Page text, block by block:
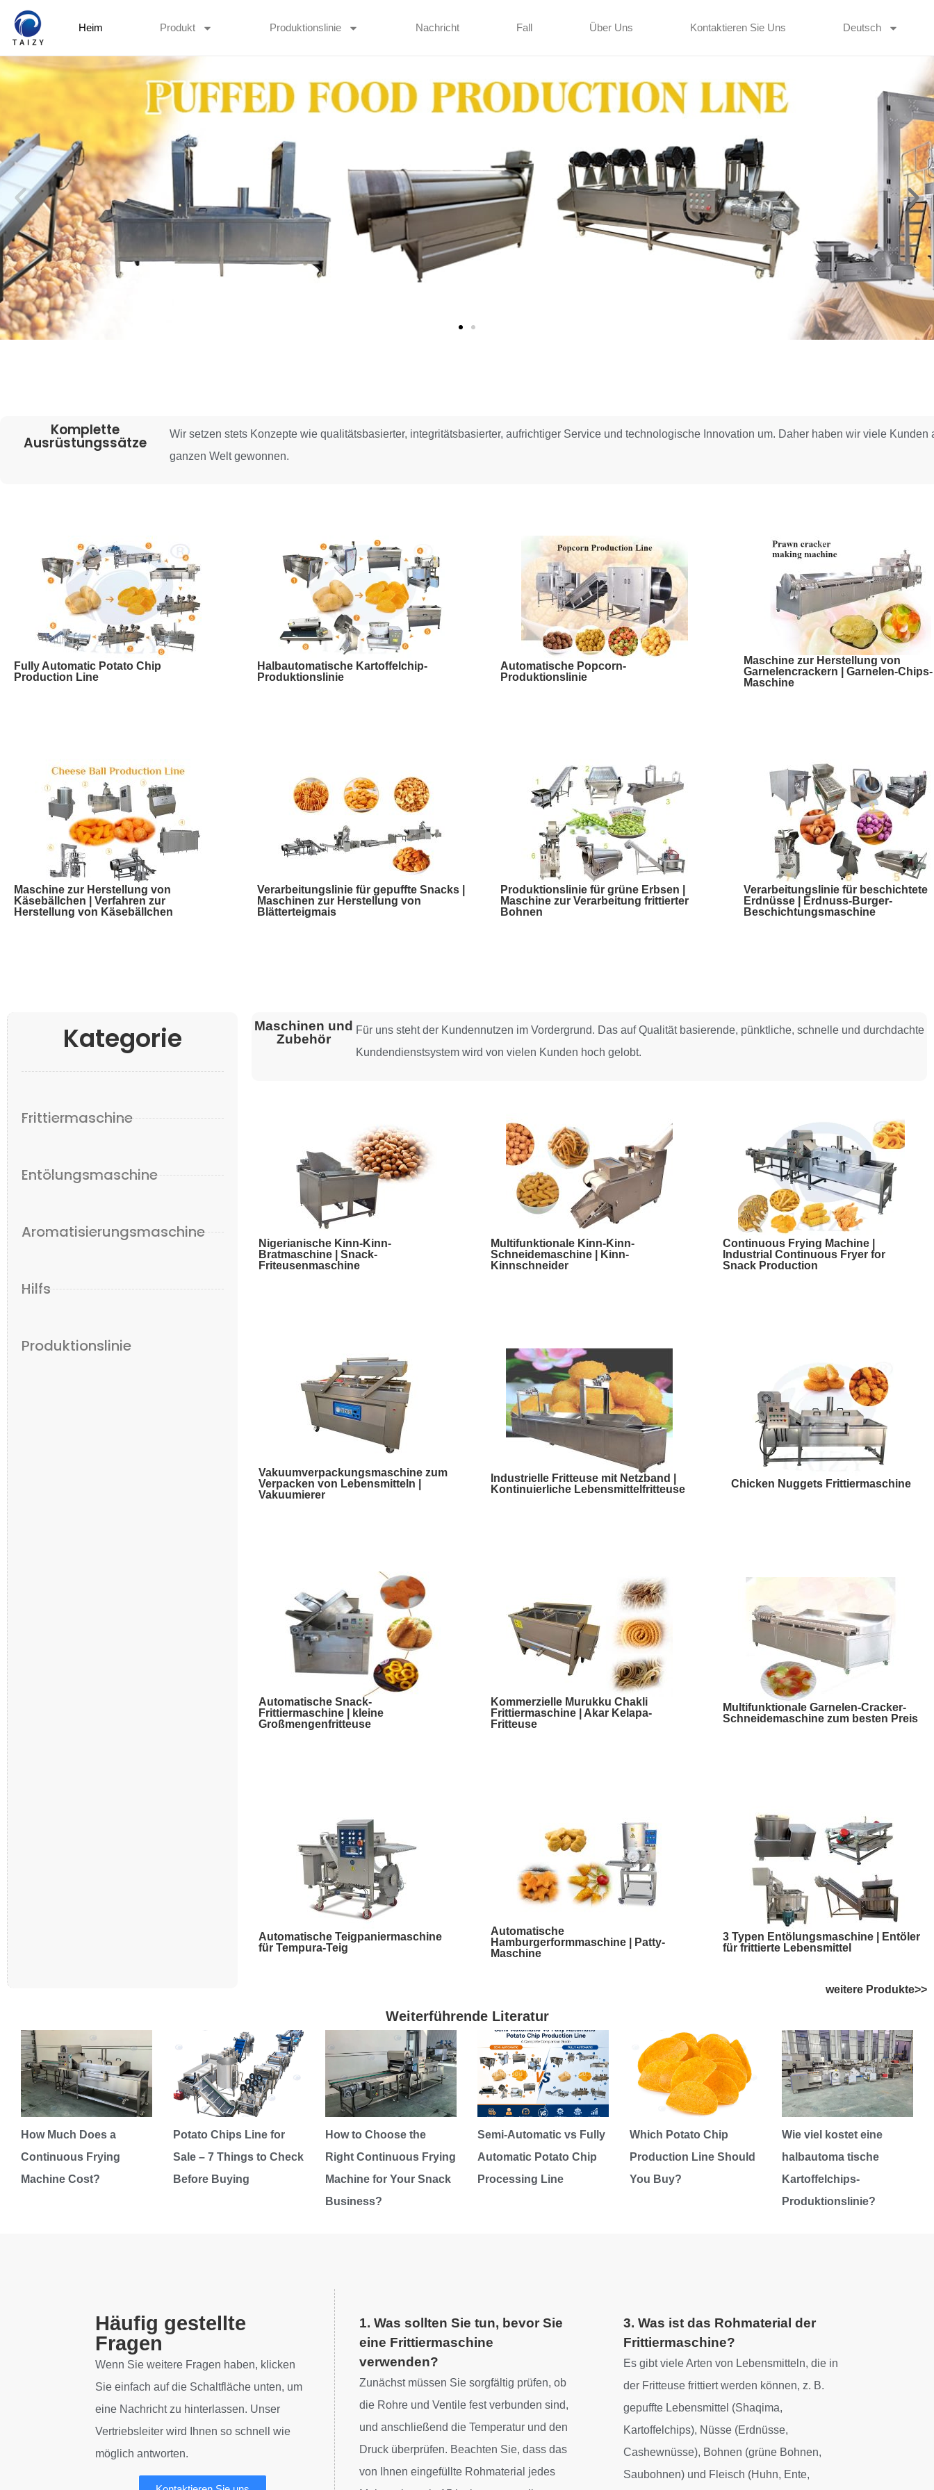
Heim Produkt Produktionslinie Nachricht Fall Über Uns Kontaktieren Sie Uns Deutsch
Komplette
Ausrüstungssätze
Wir setzen stets Konzepte wie qualitätsbasierter, integritätsbasierter, aufrichtiger Service und technologische Innovation um. Daher haben wir viele Kunden
ganzen Welt gewonnen.
Fully Automatic Potato Chip
Production Line
Halbautomatische Kartoffelchip-
Produktionslinie
Automatische Popcorn-
Produktionslinie
Maschine zur Herstellung von
Garnelencrackern | Garnelen-Chips-
Maschine
Maschine zur Herstellung von
Käsebällchen | Verfahren zur
Herstellung von Käsebällchen
Verarbeitungslinie für gepuffte Snacks |
Maschinen zur Herstellung von
Blätterteigmais
Produktionslinie für grüne Erbsen |
Maschine zur Verarbeitung frittierter
Bohnen
Verarbeitungslinie für beschichtete
Erdnüsse | Erdnuss-Burger-
Beschichtungsmaschine
Kategorie
Frittiermaschine
Entölungsmaschine
Aromatisierungsmaschine
Hilfs
Produktionslinie
Maschinen und
Zubehör
Für uns steht der Kundennutzen im Vordergrund. Das auf Qualität basierende, pünktliche, schnelle und durchdachte
Kundendienstsystem wird von vielen Kunden hoch gelobt.
Nigerianische Kinn-Kinn-
Bratmaschine | Snack-
Friteusenmaschine
Multifunktionale Kinn-Kinn-
Schneidemaschine | Kinn-
Kinnschneider
Continuous Frying Machine |
Industrial Continuous Fryer for
Snack Production
Vakuumverpackungsmaschine zum
Verpacken von Lebensmitteln |
Vakuumierer
Industrielle Fritteuse mit Netzband |
Kontinuierliche Lebensmittelfritteuse
Chicken Nuggets Frittiermaschine
Automatische Snack-
Frittiermaschine | kleine
Großmengenfritteuse
Kommerzielle Murukku Chakli
Frittiermaschine | Akar Kelapa-
Fritteuse
Multifunktionale Garnelen-Cracker-
Schneidemaschine zum besten Preis
Automatische Teigpaniermaschine
für Tempura-Teig
Automatische
Hamburgerformmaschine | Patty-
Maschine
3 Typen Entölungsmaschine | Entöler
für frittierte Lebensmittel
weitere Produkte>>
Weiterführende Literatur
How Much Does a
Continuous Frying
Machine Cost?
Potato Chips Line for
Sale – 7 Things to Check
Before Buying
How to Choose the
Right Continuous Frying
Machine for Your Snack
Business?
Semi-Automatic vs Fully
Automatic Potato Chip
Processing Line
Which Potato Chip
Production Line Should
You Buy?
Wie viel kostet eine
halbautoma tische
Kartoffelchips-
Produktionslinie?
Häufig gestellte
Fragen
Wenn Sie weitere Fragen haben, klicken
Sie einfach auf die Schaltfläche unten, um
eine Nachricht zu hinterlassen. Unser
Vertriebsleiter wird Ihnen so schnell wie
möglich antworten.
1. Was sollten Sie tun, bevor Sie
eine Frittiermaschine
verwenden?
Zunächst müssen Sie sorgfältig prüfen, ob
die Rohre und Ventile fest verbunden sind,
und anschließend die Temperatur und den
Druck überprüfen. Beachten Sie, dass das
von Ihnen eingefüllte Rohmaterial jedes
3. Was ist das Rohmaterial der
Frittiermaschine?
Es gibt viele Arten von Lebensmitteln, die in
der Fritteuse frittiert werden können, z. B.
gepuffte Lebensmittel (Shaqima,
Kartoffelchips), Nüsse (Erdnüsse,
Cashewnüsse), Bohnen (grüne Bohnen,
Saubohnen) und Fleisch (Huhn, Ente,